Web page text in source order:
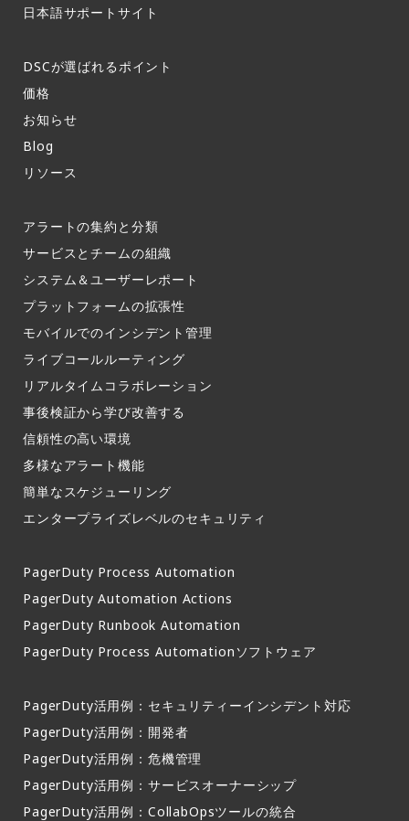
日本語サポートサイト​
DSCが選ばれるポイント
価格
お知らせ​
Blog
リソース
アラートの集約と分類​
サービスとチームの組織​
システム＆ユーザーレポート​
プラットフォームの拡張性
モバイルでのインシデント管理​
ライブコールルーティング​
リアルタイムコラボレーション​
事後検証から学び改善する
信頼性の高い環境​
多様なアラート機能​
簡単なスケジューリング​
エンタープライズレベルのセキュリティ
PagerDuty Process Automation
PagerDuty Automation Actions
PagerDuty Runbook Automation
PagerDuty Process Automationソフトウェア
PagerDuty活用例：セキュリティーインシデント対応
PagerDuty活用例：開発者
PagerDuty活用例：危機管理
PagerDuty活用例：サービスオーナーシップ
PagerDuty活用例：CollabOpsツールの統合